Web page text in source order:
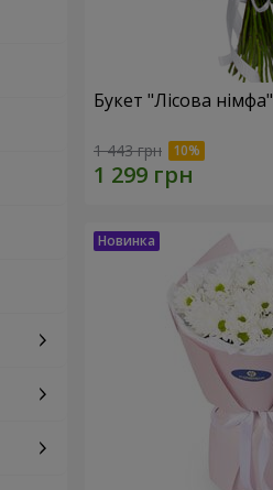
Букет "Лісова німфа"
1 443 грн